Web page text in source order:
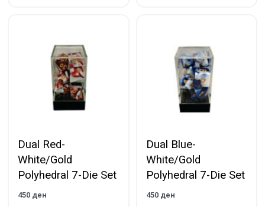
Dual Red-
White/Gold
Polyhedral 7-Die Set
450 ден
Dual Blue-
White/Gold
Polyhedral 7-Die Set
450 ден